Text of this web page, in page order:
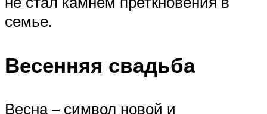
семье.
Весенняя свадьба
Весна – символ новой и